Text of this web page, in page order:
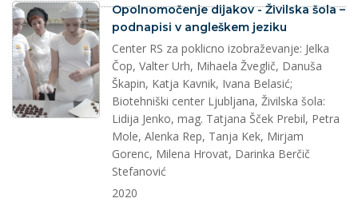
splet
Opolnomočenje dijakov - Živilska šola –
podnapisi v angleškem jeziku
Center RS za poklicno izobraževanje: Jelka
Čop, Valter Urh, Mihaela Žveglič, Danuša
Škapin, Katja Kavnik, Ivana Belasić;
Biotehniški center Ljubljana, Živilska šola:
Lidija Jenko, mag. Tatjana Šček Prebil, Petra
Mole, Alenka Rep, Tanja Kek, Mirjam
Gorenc, Milena Hrovat, Darinka Berčič
Stefanović
2020